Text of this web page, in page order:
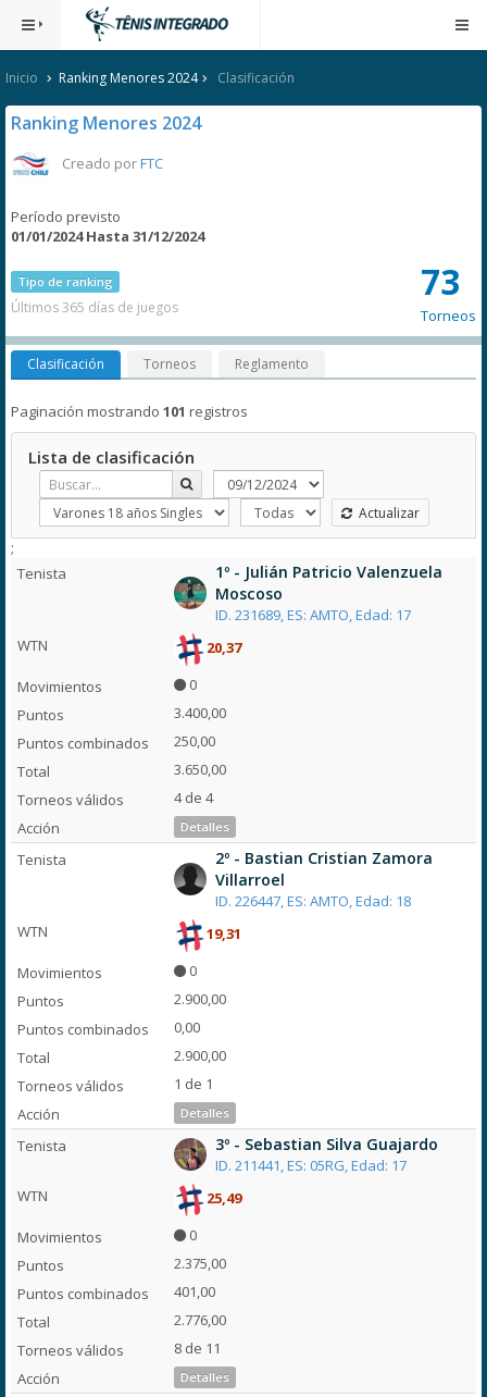
Inicio Ranking Menores 2024 Clasificación
Ranking Menores 2024
Creado porFTC
Período previsto
01/01/2024 Hasta 31/12/2024
Tipo de ranking
Últimos 365 días de juegos
73
Torneos
Clasificación Torneos Reglamento
Paginación mostrando 101 registros
Lista de clasificación
Actualizar
;
1º - Julián Patricio Valenzuela
Moscoso
ID. 231689, ES: AMTO, Edad: 17
20,37
0
3.400,00
250,00
3.650,00
4 de 4
Detalles
2º - Bastian Cristian Zamora
Villarroel
ID. 226447, ES: AMTO, Edad: 18
19,31
0
2.900,00
0,00
2.900,00
1 de 1
Detalles
3º - Sebastian Silva Guajardo
ID. 211441, ES: 05RG, Edad: 17
25,49
0
2.375,00
401,00
2.776,00
8 de 11
Detalles